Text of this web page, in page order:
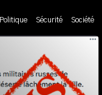
Politique Sécurité Société